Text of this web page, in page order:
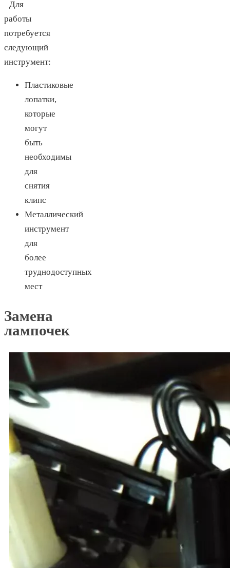
Для
работы
потребуется
следующий
инструмент:
Пластиковые
лопатки,
которые
могут
быть
необходимы
для
снятия
клипс
Металлический
инструмент
для
более
труднодоступных
мест
Замена
лампочек